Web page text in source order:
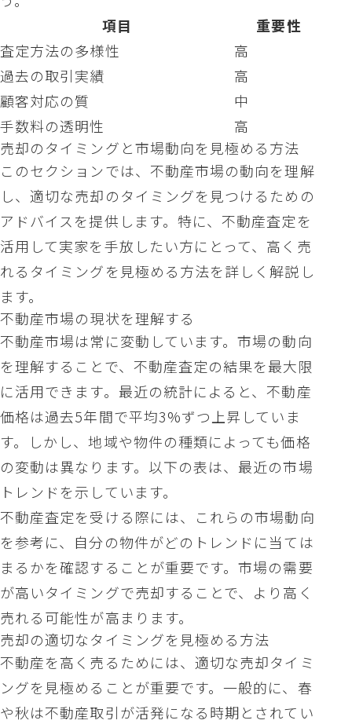
項目
重要性
査定方法の多様性
高
過去の取引実績
高
顧客対応の質
中
手数料の透明性
高
売却のタイミングと市場動向を見極める方法
このセクションでは、不動産市場の動向を理解
し、適切な売却のタイミングを見つけるための
アドバイスを提供します。特に、不動産査定を
活用して実家を手放したい方にとって、高く売
れるタイミングを見極める方法を詳しく解説し
ます。
不動産市場の現状を理解する
不動産市場は常に変動しています。市場の動向
を理解することで、不動産査定の結果を最大限
に活用できます。最近の統計によると、不動産
価格は過去5年間で平均3%ずつ上昇していま
す。しかし、地域や物件の種類によっても価格
の変動は異なります。以下の表は、最近の市場
トレンドを示しています。
不動産査定を受ける際には、これらの市場動向
を参考に、自分の物件がどのトレンドに当ては
まるかを確認することが重要です。市場の需要
が高いタイミングで売却することで、より高く
売れる可能性が高まります。
売却の適切なタイミングを見極める方法
不動産を高く売るためには、適切な売却タイミ
ングを見極めることが重要です。一般的に、春
や秋は不動産取引が活発になる時期とされてい